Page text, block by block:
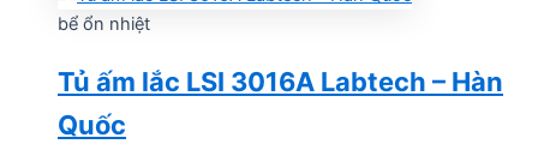
bể ổn nhiệt
Tủ ấm lắc LSI 3016A Labtech – Hàn
Quốc